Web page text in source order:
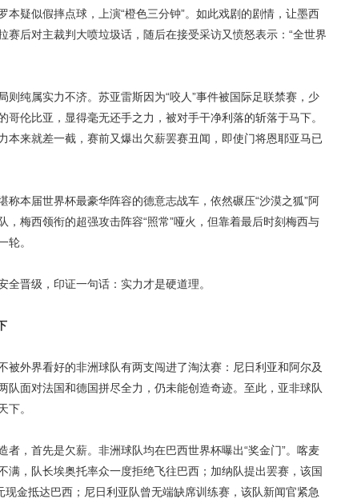
本疑似假摔点球，上演“橙色三分钟”。如此戏剧的剧情，让墨西
赛后对主裁判大喷垃圾话，随后在接受采访又愤怒表示：“全世界
纯属实力不济。苏亚雷斯因为“咬人”事件被国际足联禁赛，少
哥伦比亚，显得毫无还手之力，被对手干净利落的斩落于马下。
本来就差一截，赛前又爆出欠薪罢赛丑闻，即使门将恩耶亚马已
本届世界杯最豪华阵容的德意志战车，依然碾压“沙漠之狐”阿
，梅西领衔的超强攻击阵容“照常”哑火，但靠着最后时刻梅西与
轮。
晋级，印证一句话：实力才是硬道理。
外界看好的非洲球队有两支闯进了淘汰赛：尼日利亚和阿尔及
队面对法国和德国拼尽全力，仍未能创造奇迹。至此，亚非球队
下。
，首先是欠薪。非洲球队均在巴西世界杯曝出“奖金门”。喀麦
满，队长埃奥托率众一度拒绝飞往巴西；加纳队提出罢赛，该国
金抵达巴西；尼日利亚队曾无端缺席训练赛，该队新闻官紧急